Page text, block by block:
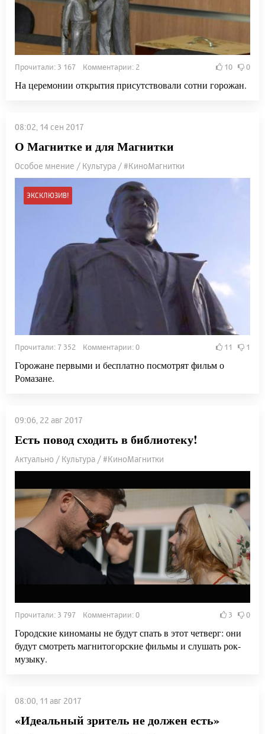
Прочитали: 3 167 Комментарии: 2 10 0
На церемонии открытия присутствовали сотни горожан.
08:02, 14 сен 2017
О Магнитке и для Магнитки
Особое мнение / Культура / #КиноМагнитки
ЭКСКЛЮЗИВ!
Прочитали: 7 352 Комментарии: 0 11 1
Горожане первыми и бесплатно посмотрят фильм о
Ромазане.
09:06, 22 авг 2017
Есть повод сходить в библиотеку!
Актуально / Культура / #КиноМагнитки
Прочитали: 3 797 Комментарии: 0 3 0
Городские киноманы не будут спать в этот четверг: они
будут смотреть магнитогорские фильмы и слушать рок-
музыку.
08:00, 11 авг 2017
«Идеальный зритель не должен есть»